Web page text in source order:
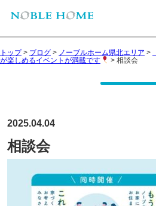
トップ> ブログ > ノーブルホーム県北エリア >
が楽しめるイベントが満載です
> 相談会
2025.04.04
相談会